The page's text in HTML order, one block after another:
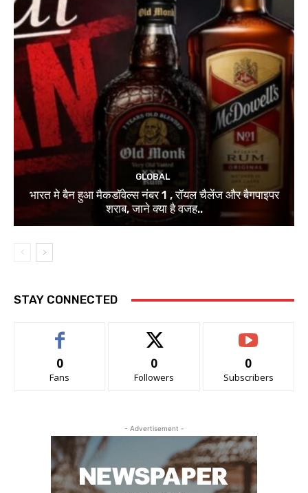
GLOBAL
भारत मे बैन हुआ मैकडॉवेल्स नंबर 1 , रॉयल चैलेंज और बैगपाइपर
शराब, जाने क्या है वजह..
STAY CONNECTED
0
Fans
0
Followers
0
Subscribers
- Advertisement -